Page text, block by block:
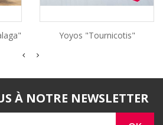
Yoyos "Tournicotis"
À NOTRE NEWSLETTER